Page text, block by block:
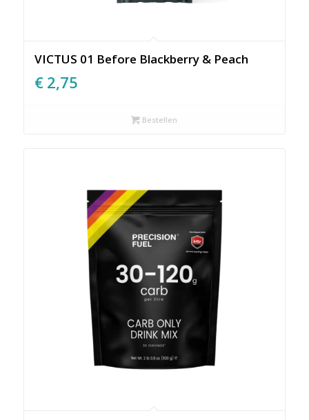
VICTUS 01 Before Blackberry & Peach
€ 2,75
Bestellen